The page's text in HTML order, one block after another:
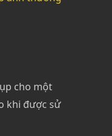
cho một
khi được sử